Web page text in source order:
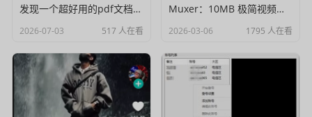
发现一个超好用的pdf文档编辑器
2026-07-03 517 人在看
Muxer：10MB 极简视频字幕批量封装工具 (单文件/绿色版)
2026-03-06 1795 人在看